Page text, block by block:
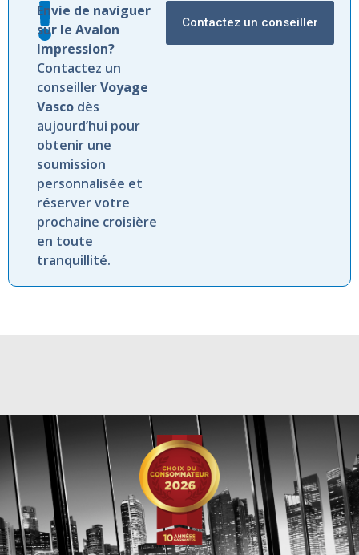
Envie de naviguer
sur le Avalon
Impression?
Contactez un
conseillerVoyage
Vasco dès
aujourd’hui pour
obtenir une
soumission
personnalisée et
réserver votre
prochaine croisière
en toute
tranquillité.
Contactez un conseiller